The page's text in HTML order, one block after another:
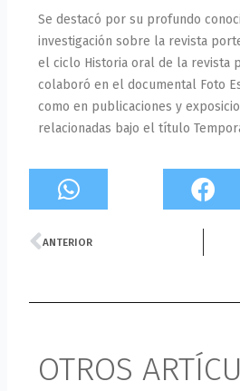
Se destacó por su profundo
investigación sobre la revista
el ciclo Historia oral de la revista
colaboró en el documental Foto
como en publicaciones y
relacionadas bajo el título
Prev
ANTERIOR
OTROS